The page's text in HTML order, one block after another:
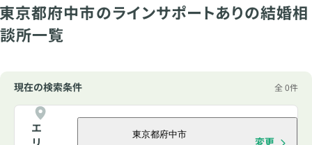
京都府中市のラインサポートありの結婚相
談所一覧
現在の検索条件 全 0件
エ
リ
東京都府中市
変更